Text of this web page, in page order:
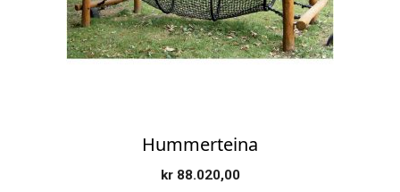
Hummerteina
kr88.020,00